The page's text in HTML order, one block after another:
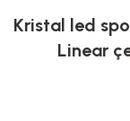
Kristal led
Linear